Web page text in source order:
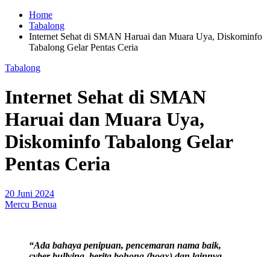
Home
Tabalong
Internet Sehat di SMAN Haruai dan Muara Uya, Diskominfo
Tabalong Gelar Pentas Ceria
Tabalong
Internet Sehat di SMAN
Haruai dan Muara Uya,
Diskominfo Tabalong Gelar
Pentas Ceria
20 Juni 2024
Mercu Benua
“Ada bahaya penipuan, pencemaran nama baik,